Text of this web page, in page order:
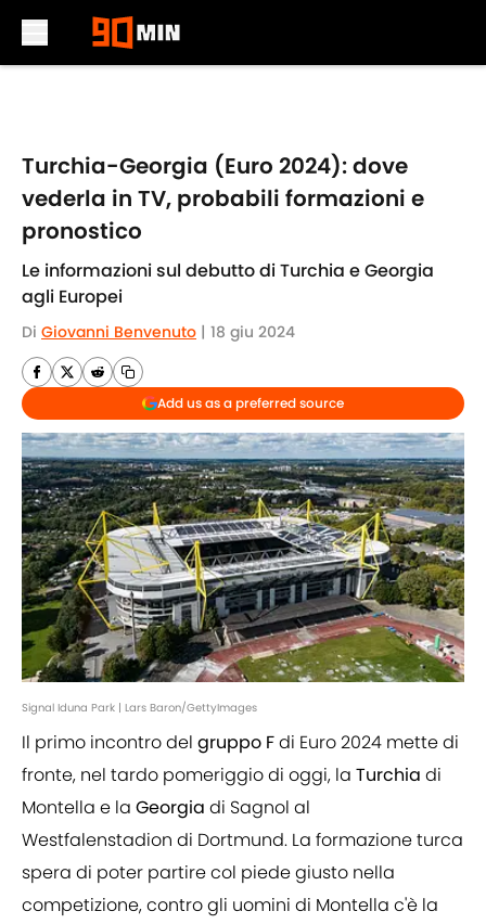
Turchia-Georgia (Euro 2024): dove
vederla in TV, probabili formazioni e
pronostico
Le informazioni sul debutto di Turchia e Georgia
agli Europei
Di Giovanni Benvenuto | 18 giu 2024
Add us as a preferred source
Signal Iduna Park | Lars Baron/GettyImages
Il primo incontro del gruppo Fdi Euro 2024 mette di
fronte, nel tardo pomeriggio di oggi, la Turchia di
Montella e la Georgia di Sagnol al
Westfalenstadion di Dortmund. La formazione turca
spera di poter partire col piede giusto nella
competizione, contro gli uomini di Montella c'è la